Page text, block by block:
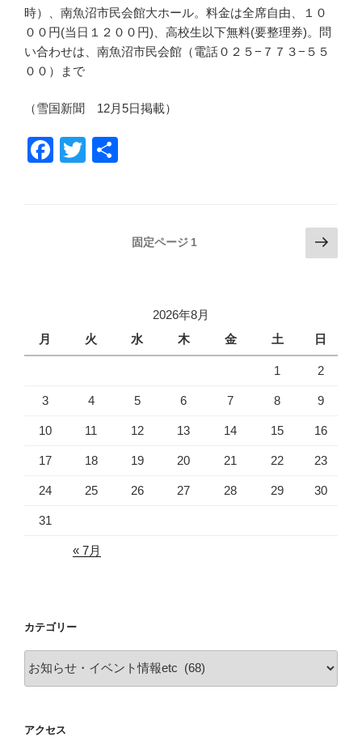
時）、南魚沼市民会館大ホール。料金は全席自由、１０
００円(当日１２００円)、高校生以下無料(要整理券)。問
い合わせは、南魚沼市民会館（電話０２５−７７３−５５
００）まで
（雪国新聞 12月5日掲載）
F
T
ジ
固定ページ 1
次
の
2026年8月
月
火 水 木 金 土 日
1 2
3 4 5 6 7 8 9
10 11 12 13 14 15 16
17 18 19 20 21 22 23
24 25 26 27 28 29 30
31
« 7月
カテゴリー
テ
ー
アクセス